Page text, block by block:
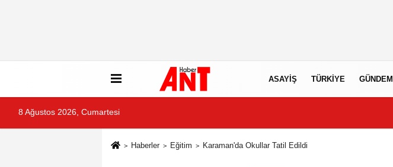
ASAYIŞ TÜRKIYE GÜNDEM
8 Ağustos 2026, Cumartesi
Haberler Eğitim Karaman'da Okullar Tatil Edildi